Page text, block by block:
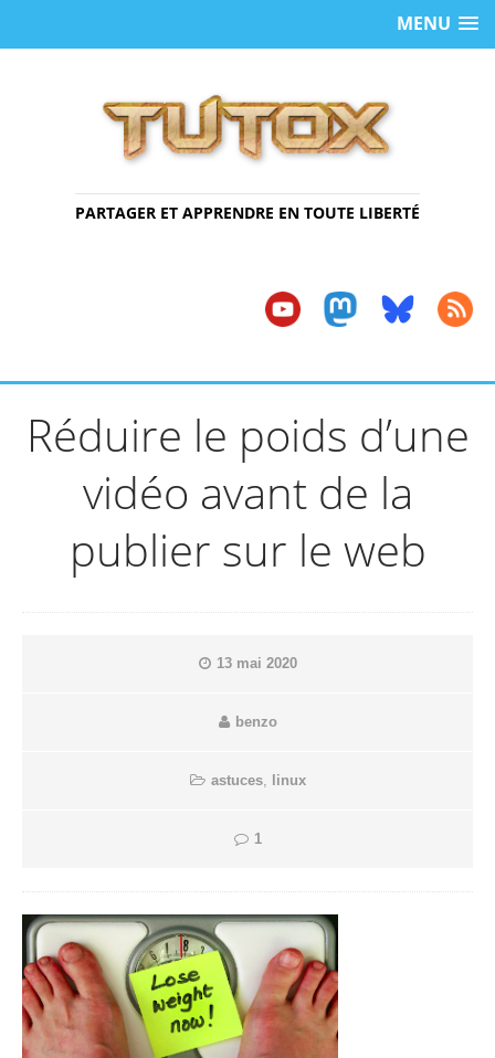
MENU
PARTAGER ET APPRENDRE EN TOUTE LIBERTÉ
Réduire le poids d’une
vidéo avant de la
publier sur le web
13 mai 2020
benzo
astuces, linux
1